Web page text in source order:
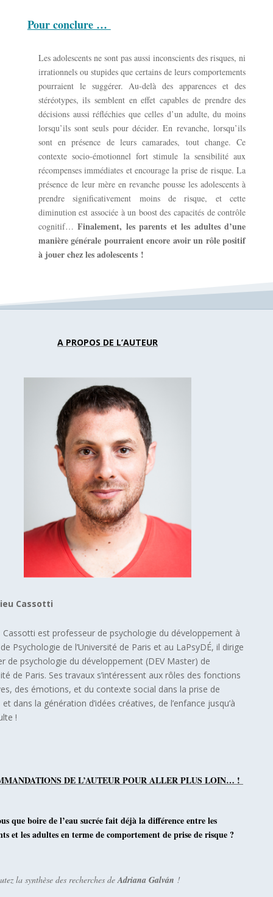
Pour conclure …
Les adolescents ne sont pas aussi inconscients des risques, ni
irrationnels ou stupides que certains de leurs comportements
pourraient le suggérer. Au-delà des apparences et des
stéréotypes, ils semblent en effet capables de prendre des
décisions aussi réfléchies que celles d’un adulte, du moins
lorsqu’ils sont seuls pour décider. En revanche, lorsqu’ils
sont en présence de leurs camarades, tout change. Ce
contexte socio-émotionnel fort stimule la sensibilité aux
récompenses immédiates et encourage la prise de risque. La
présence de leur mère en revanche pousse les adolescents à
prendre significativement moins de risque, et cette
diminution est associée à un boost des capacités de contrôle
cognitif…Finalement, les parents et les adultes d’une
manière générale pourraient encore avoir un rôle positif
à jouer chez les adolescents !
A PROPOS DE L’AUTEUR
Cassotti
est professeur de psychologie du développement à
Psychologie de l’Université de Paris et au LaPsyDÉ, il dirige
de psychologie du développement (DEV Master) de
de Paris. Ses travaux s’intéressent aux rôles des fonctions
des émotions, et du contexte social dans la prise de
dans la génération d’idées créatives, de l’enfance jusqu’à
!
DE L’AUTEUR POUR ALLER PLUS LOIN… !
que boire de l’eau sucrée fait déjà la différence entre les
et les adultes en terme de comportement de prise de risque ?
la synthèse des recherches deAdriana Galván !